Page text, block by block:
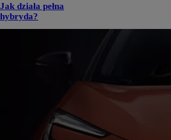
Jak działa pełna
hybryda?